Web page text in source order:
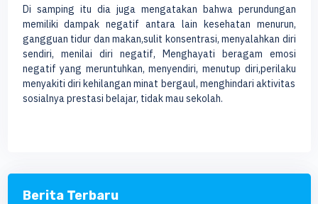
Di samping itu dia juga mengatakan bahwa perundungan
memiliki dampak negatif antara lain kesehatan menurun,
gangguan tidur dan makan,sulit konsentrasi, menyalahkan diri
sendiri, menilai diri negatif, Menghayati beragam emosi
negatif yang meruntuhkan, menyendiri, menutup diri,perilaku
menyakiti diri kehilangan minat bergaul, menghindari aktivitas
sosialnya prestasi belajar, tidak mau sekolah.
Berita Terbaru